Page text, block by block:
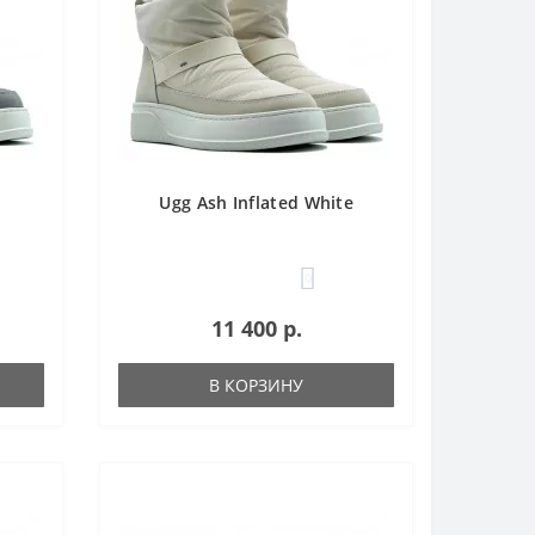
Ugg Ash Inflated White
11 400 р.
В КОРЗИНУ